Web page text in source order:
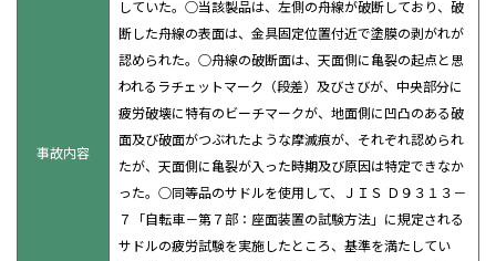
事故内容
していた。○当該製品は、左側の舟線が破断しており、破
断した舟線の表面は、金具固定位置付近で塗膜の剥がれが
認められた。○舟線の破断面は、天面側に亀裂の起点と思
われるラチェットマーク（段差）及びさびが、中央部分に
疲労破壊に特有のビーチマークが、地面側に凹凸のある破
面及び破面がつぶれたような摩滅痕が、それぞれ認められ
たが、天面側に亀裂が入った時期及び原因は特定できなか
った。○同等品のサドルを使用して、ＪＩＳ Ｄ９３１３－
７「自転車－第７部：座面装置の試験方法」に規定される
サドルの疲労試験を実施したところ、基準を満たしてい